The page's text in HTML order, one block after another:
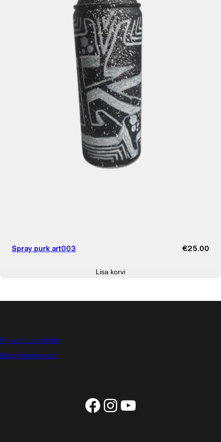
Spray purk art003 €25.00
Lisa korvi
Privaatsuspoliitika
Müügitingimused
Facebook
Instagram
YouTube